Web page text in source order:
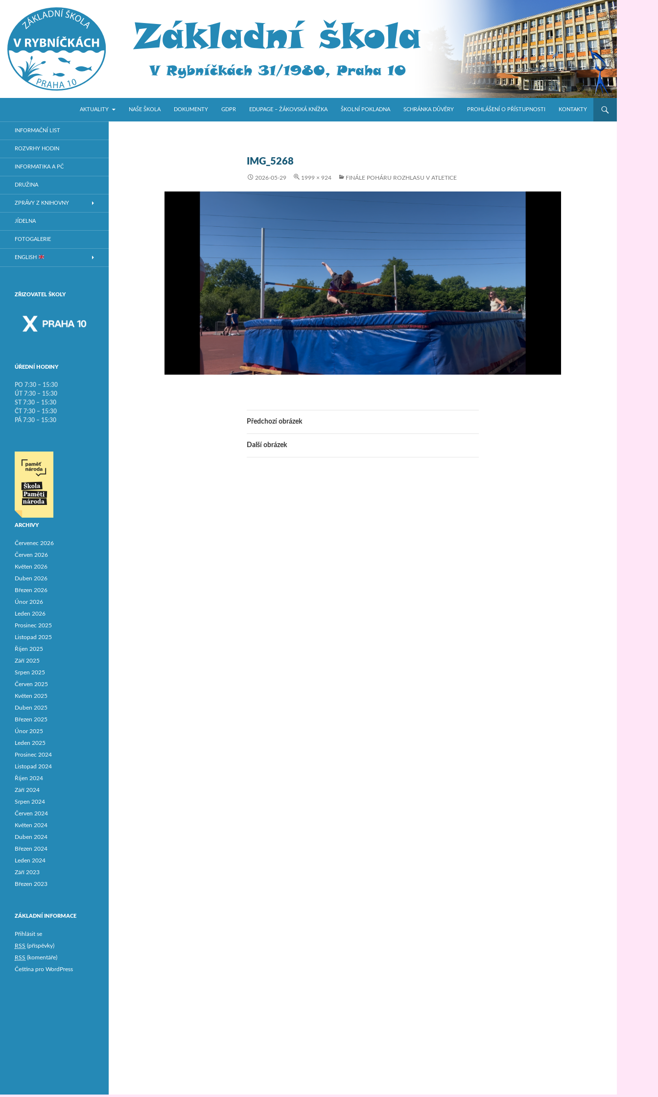
ZŠ V RybníčkáchAKTUALITY
NAŠE ŠKOLA DOKUMENTY GDPR EDUPAGE – ŽÁKOVSKÁ KNÍŽKA ŠKOLNÍ POKLADNA SCHRÁNKA DŮVĚRY PROHLÁŠENÍ O PŘÍSTUPNOSTI KONTAKTY
IMG_5268
2026-05-29 1999 × 924 FINÁLE POHÁRU ROZHLASU V ATLETICE
Předchozí obrázek
Další obrázek
Základní škola v Praze 10
INFORMAČNÍ LIST
ROZVRHY HODIN
INFORMATIKA A PČ
DRUŽINA
ZPRÁVY Z KNIHOVNY
JÍDELNA
FOTOGALERIE
ENGLISH
ZŘIZOVATEL ŠKOLY
ÚŘEDNÍ HODINY
PO 7:30 – 15:30
ÚT 7:30 – 15:30
ST 7:30 – 15:30
ČT 7:30 – 15:30
PÁ 7:30 – 15:30
ARCHIVY
Červenec 2026
Červen 2026
Květen 2026
Duben 2026
Březen 2026
Únor 2026
Leden 2026
Prosinec 2025
Listopad 2025
Říjen 2025
Září 2025
Srpen 2025
Červen 2025
Květen 2025
Duben 2025
Březen 2025
Únor 2025
Leden 2025
Prosinec 2024
Listopad 2024
Říjen 2024
Září 2024
Srpen 2024
Červen 2024
Květen 2024
Duben 2024
Březen 2024
Leden 2024
Září 2023
Březen 2023
ZÁKLADNÍ INFORMACE
Přihlásit se
RSS (příspěvky)
RSS (komentáře)
Čeština pro WordPress